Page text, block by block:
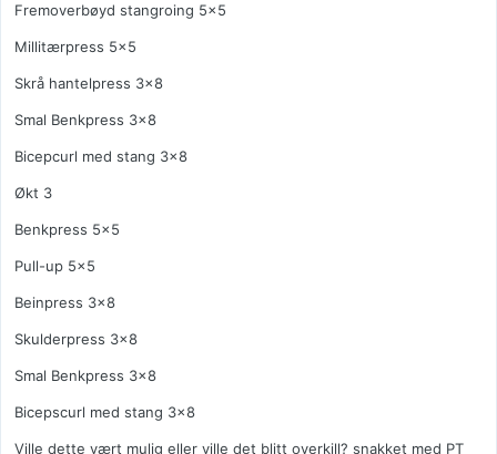
Fremoverbøyd stangroing 5x5
Millitærpress 5x5
Skrå hantelpress 3x8
Smal Benkpress 3x8
Bicepcurl med stang 3x8
Økt 3
Benkpress 5x5
Pull-up 5x5
Beinpress 3x8
Skulderpress 3x8
Smal Benkpress 3x8
Bicepscurl med stang 3x8
Ville dette vært mulig eller ville det blitt overkill? snakket med PT